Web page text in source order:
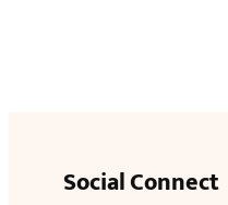
Social Connect